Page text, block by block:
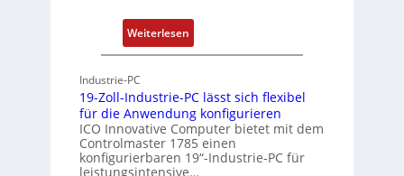
c
t
e
k
t
Weiterlesen:
P
s
i
c
a
Industrie-PC
19-Zoll-Industrie-PC lässt sich flexibel
für die Anwendung konfigurieren
ICO Innovative Computer bietet mit dem
Controlmaster 1785 einen
konfigurierbaren 19“-Industrie-PC für
leistungsintensive…